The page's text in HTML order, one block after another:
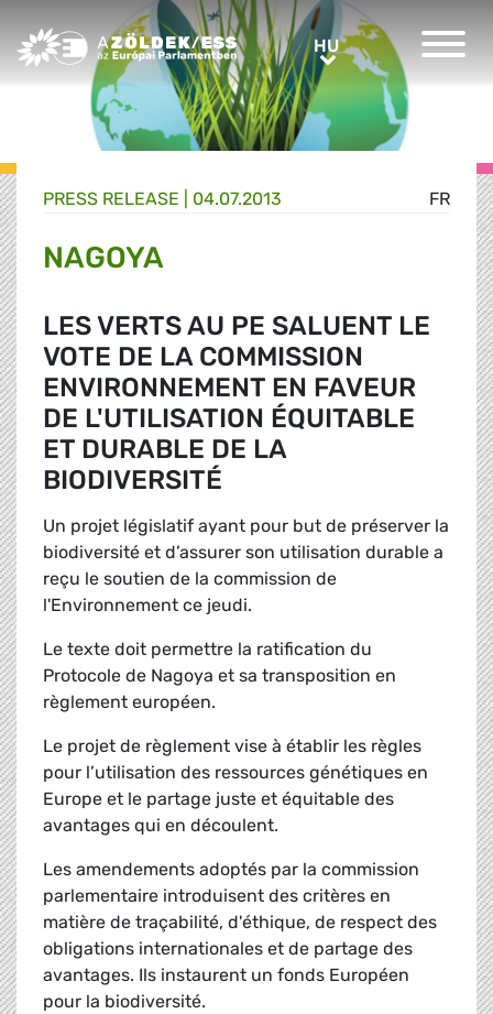
Greens/EFA Home HUHU
FR
PRESS RELEASE | 04.07.2013
NAGOYA
LES VERTS AU PE SALUENT LE
VOTE DE LA COMMISSION
ENVIRONNEMENT EN FAVEUR
DE L'UTILISATION ÉQUITABLE
ET DURABLE DE LA
BIODIVERSITÉ
Un projet législatif ayant pour but de préserver la
biodiversité et d’assurer son utilisation durable a
reçu le soutien de la commission de
l'Environnement ce jeudi.
Le texte doit permettre la ratification du
Protocole de Nagoya et sa transposition en
règlement européen.
Le projet de règlement vise à établir les règles
pour l’utilisation des ressources génétiques en
Europe et le partage juste et équitable des
avantages qui en découlent.
Les amendements adoptés par la commission
parlementaire introduisent des critères en
matière de traçabilité, d'éthique, de respect des
obligations internationales et de partage des
avantages. Ils instaurent un fonds Européen
pour la biodiversité.